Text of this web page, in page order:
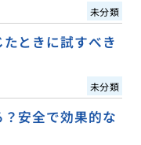
未分類
ときに試すべき
未分類
安全で効果的な